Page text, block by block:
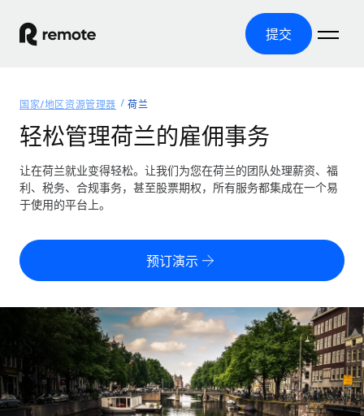
提交
产品
全球招聘
全球薪资管理
轻松运行合规薪资
零实体成本实现全球扩张
全球合规聘用合同工
合同工管理
全球合同工入职与管理
PEO
覆盖全球
美国各州浏览器
Remote 无惧对比
了解我们的竞争优势
成长阶段
资源
工具与计算器
误分类风险计算工具
员工成本计算器
计算任何国家的员工总成本
合同工薪酬结算计算器
探索全球合同工的结算货币选项与结算速度
定价
中文（简体）
English
Nederlands 登录
国家/地区资源管理器 荷兰
轻松管理荷兰的雇佣事务
让在荷兰就业变得轻松。让我们为您在荷兰的团队处理薪资、福
利、税务、合规事务，甚至股票期权，所有服务都集成在一个易
于使用的平台上。
预订演示